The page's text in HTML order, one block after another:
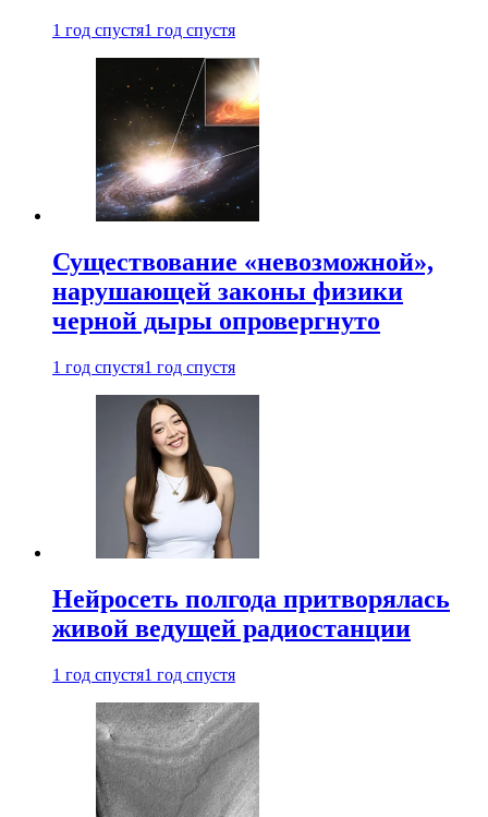
1 год спустя1 год спустя
Существование «невозможной»,
нарушающей законы физики
черной дыры опровергнуто
1 год спустя1 год спустя
Нейросеть полгода притворялась
живой ведущей радиостанции
1 год спустя1 год спустя